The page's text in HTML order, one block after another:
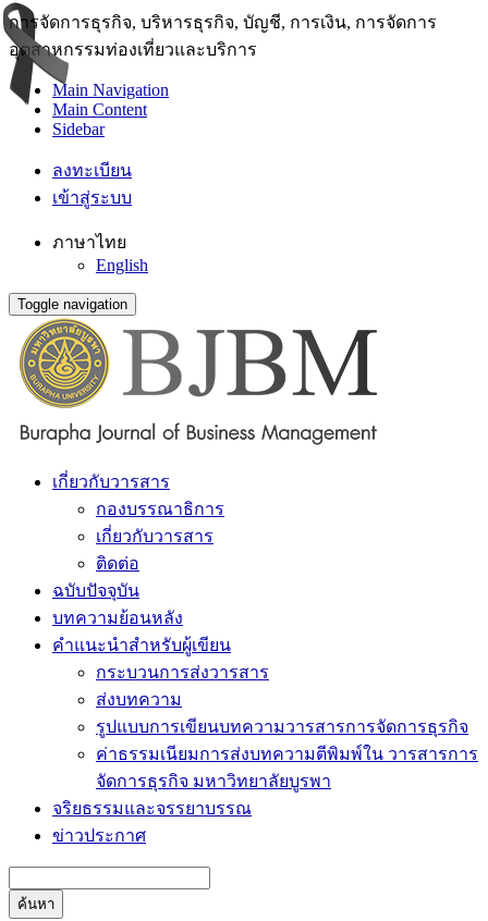
การจัดการธุรกิจ, บริหารธุรกิจ, บัญชี, การเงิน, การจัดการ
อุตสาหกรรมท่องเที่ยวและบริการ
Main Navigation
Main Content
Sidebar
ลงทะเบียน
เข้าสู่ระบบ
ภาษาไทย
English
Toggle navigation
เกี่ยวกับวารสาร
กองบรรณาธิการ
เกี่ยวกับวารสาร
ติดต่อ
ฉบับปัจจุบัน
บทความย้อนหลัง
คำแนะนำสำหรับผู้เขียน
กระบวนการส่งวารสาร
ส่งบทความ
รูปแบบการเขียนบทความวารสารการจัดการธุรกิจ
ค่าธรรมเนียมการส่งบทความตีพิมพ์ใน วารสารการ
จัดการธุรกิจ มหาวิทยาลัยบูรพา
จริยธรรมและจรรยาบรรณ
ข่าวประกาศ
ค้นหา